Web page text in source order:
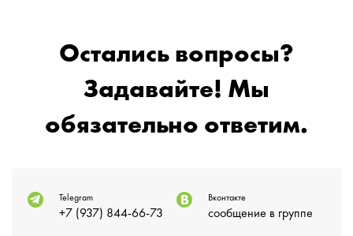
Остались вопросы?
Задавайте! Мы
обязательно ответим.
Telegram
+7 (937) 844-66-73
Вконтакте
сообщение в группе